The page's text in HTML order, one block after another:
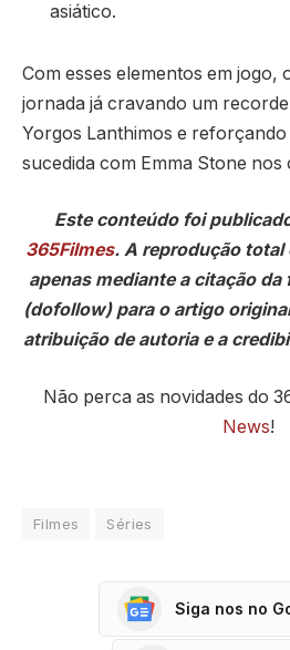
asiático.
Com esses elementos em jogo,
jornada já cravando um
Yorgos Lanthimos e
sucedida com Emma Stone nos
Este conteúdo foi
365Filmes. A reprodução total
apenas mediante a citação
(dofollow) para o artigo
atribuição de autoria e a
Não perca as novidades do
News!
Filmes Séries
Siga nos no